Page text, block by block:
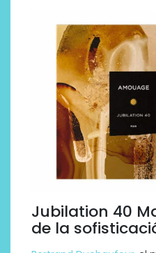
Jubilation 40
de la